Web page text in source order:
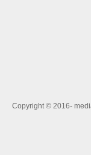
Copyright © 2016-